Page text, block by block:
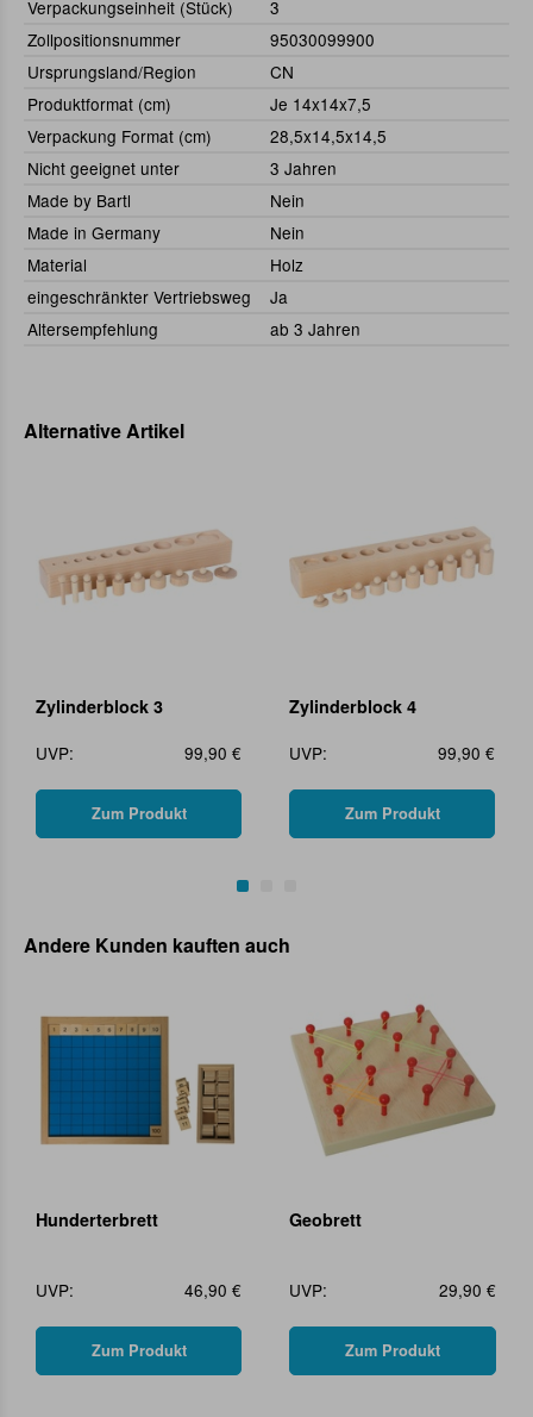
Verpackungseinheit (Stück)
3
Zollpositionsnummer
95030099900
Ursprungsland/Region
CN
Produktformat (cm)
Je 14x14x7,5
Verpackung Format (cm)
28,5x14,5x14,5
Nicht geeignet unter
3 Jahren
Made by Bartl
Nein
Made in Germany
Nein
Material
Holz
eingeschränkter Vertriebsweg
Ja
Altersempfehlung
ab 3 Jahren
Alternative Artikel
Zylinderblock 3
UVP:
99,90 €
Zum Produkt
Zylinderblock 4
UVP:
99,90 €
Zum Produkt
Andere Kunden kauften auch
Hunderterbrett
UVP: 46,90 €
Zum Produkt
Geobrett
UVP: 29,90 €
Zum Produkt